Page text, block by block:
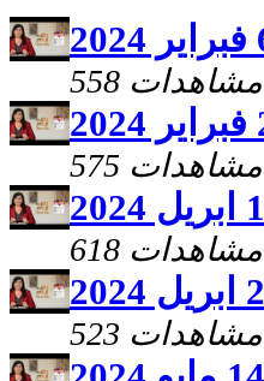
558 مشاهدات
575 مشاهدات
618 مشاهدات
523 مشاهدات